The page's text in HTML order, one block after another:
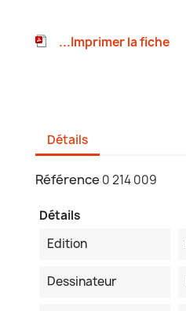
...Imprimer la fiche
Détails
Référence 0 214 009
Détails
Edition
Dessinateur